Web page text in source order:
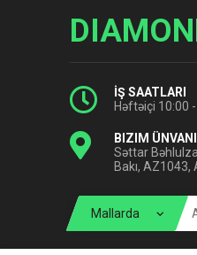
İŞ SAATLARI
Həftəiçi 10:00
BIZIM
Səttar
Bakı,